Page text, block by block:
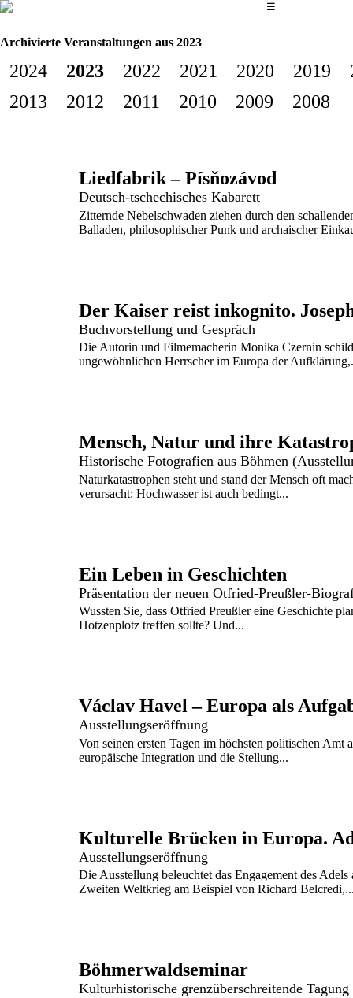
Das
☰
Archivierte Veranstaltungen aus 2023
2024 2023 2022 2021 2020 2019
2013
2012 2011 2010 2009 2008
Liedfabrik – Písňozávod
Deutsch-tschechisches Kabarett
Zitternde Nebelschwaden ziehen durch den
Balladen, philosophischer Punk und archaischer
Der Kaiser reist inkognito.
Buchvorstellung und Gespräch
Die Autorin und Filmemacherin Monika Czernin
ungewöhnlichen Herrscher im Europa der
Mensch, Natur und ihre
Historische Fotografien aus Böhmen
Naturkatastrophen steht und stand der Mensch oft
verursacht: Hochwasser ist auch bedingt...
Ein Leben in Geschichten
Präsentation der neuen Otfried-Preußler-
Wussten Sie, dass Otfried Preußler eine Geschichte
Hotzenplotz treffen sollte? Und...
Ausstellungseröffnung
Von seinen ersten Tagen im höchsten politischen
europäische Integration und die Stellung...
Ausstellungseröffnung
Die Ausstellung beleuchtet das Engagement des
Zweiten Weltkrieg am Beispiel von Richard
Böhmerwaldseminar
Kulturhistorische grenzüberschreitende Tagung